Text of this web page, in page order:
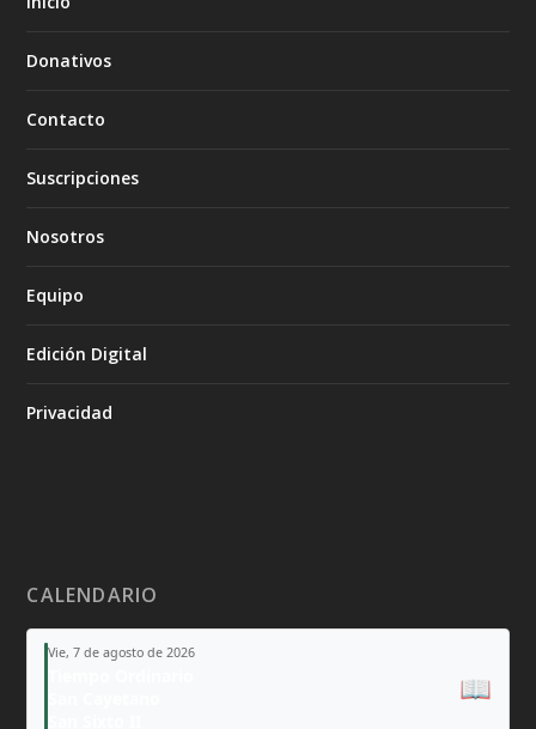
Donativos
Contacto
Suscripciones
Nosotros
Equipo
Edición Digital
Privacidad
CALENDARIO
Vie, 7 de agosto de 2026
📖